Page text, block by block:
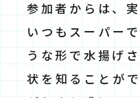
参加者からは、
いつもスーパー
うな形で水揚げ
状を知ることが